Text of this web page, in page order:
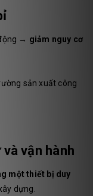
→ giảm nguy cơ
sản xuất công
vận hành
một thiết bị duy
dựng.